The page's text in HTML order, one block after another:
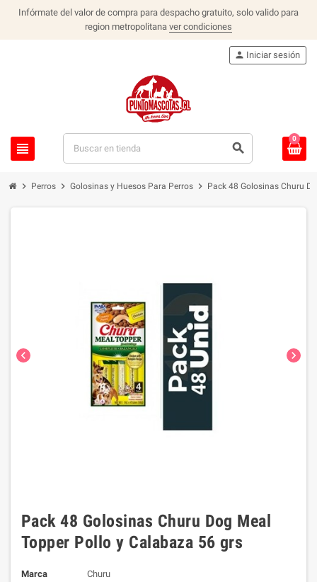
Infórmate del valor de compra para despacho gratuito, solo valido para
region metropolitana ver condiciones
view_headline search
person Iniciar sesión
0
chevron_right Perros chevron_right Golosinas y Huesos Para Perros chevron_right Pack 48 Golosinas Churu
chevron_left chevron_right
Pack 48 Golosinas Churu Dog Meal
Topper Pollo y Calabaza 56 grs
Marca
Churu